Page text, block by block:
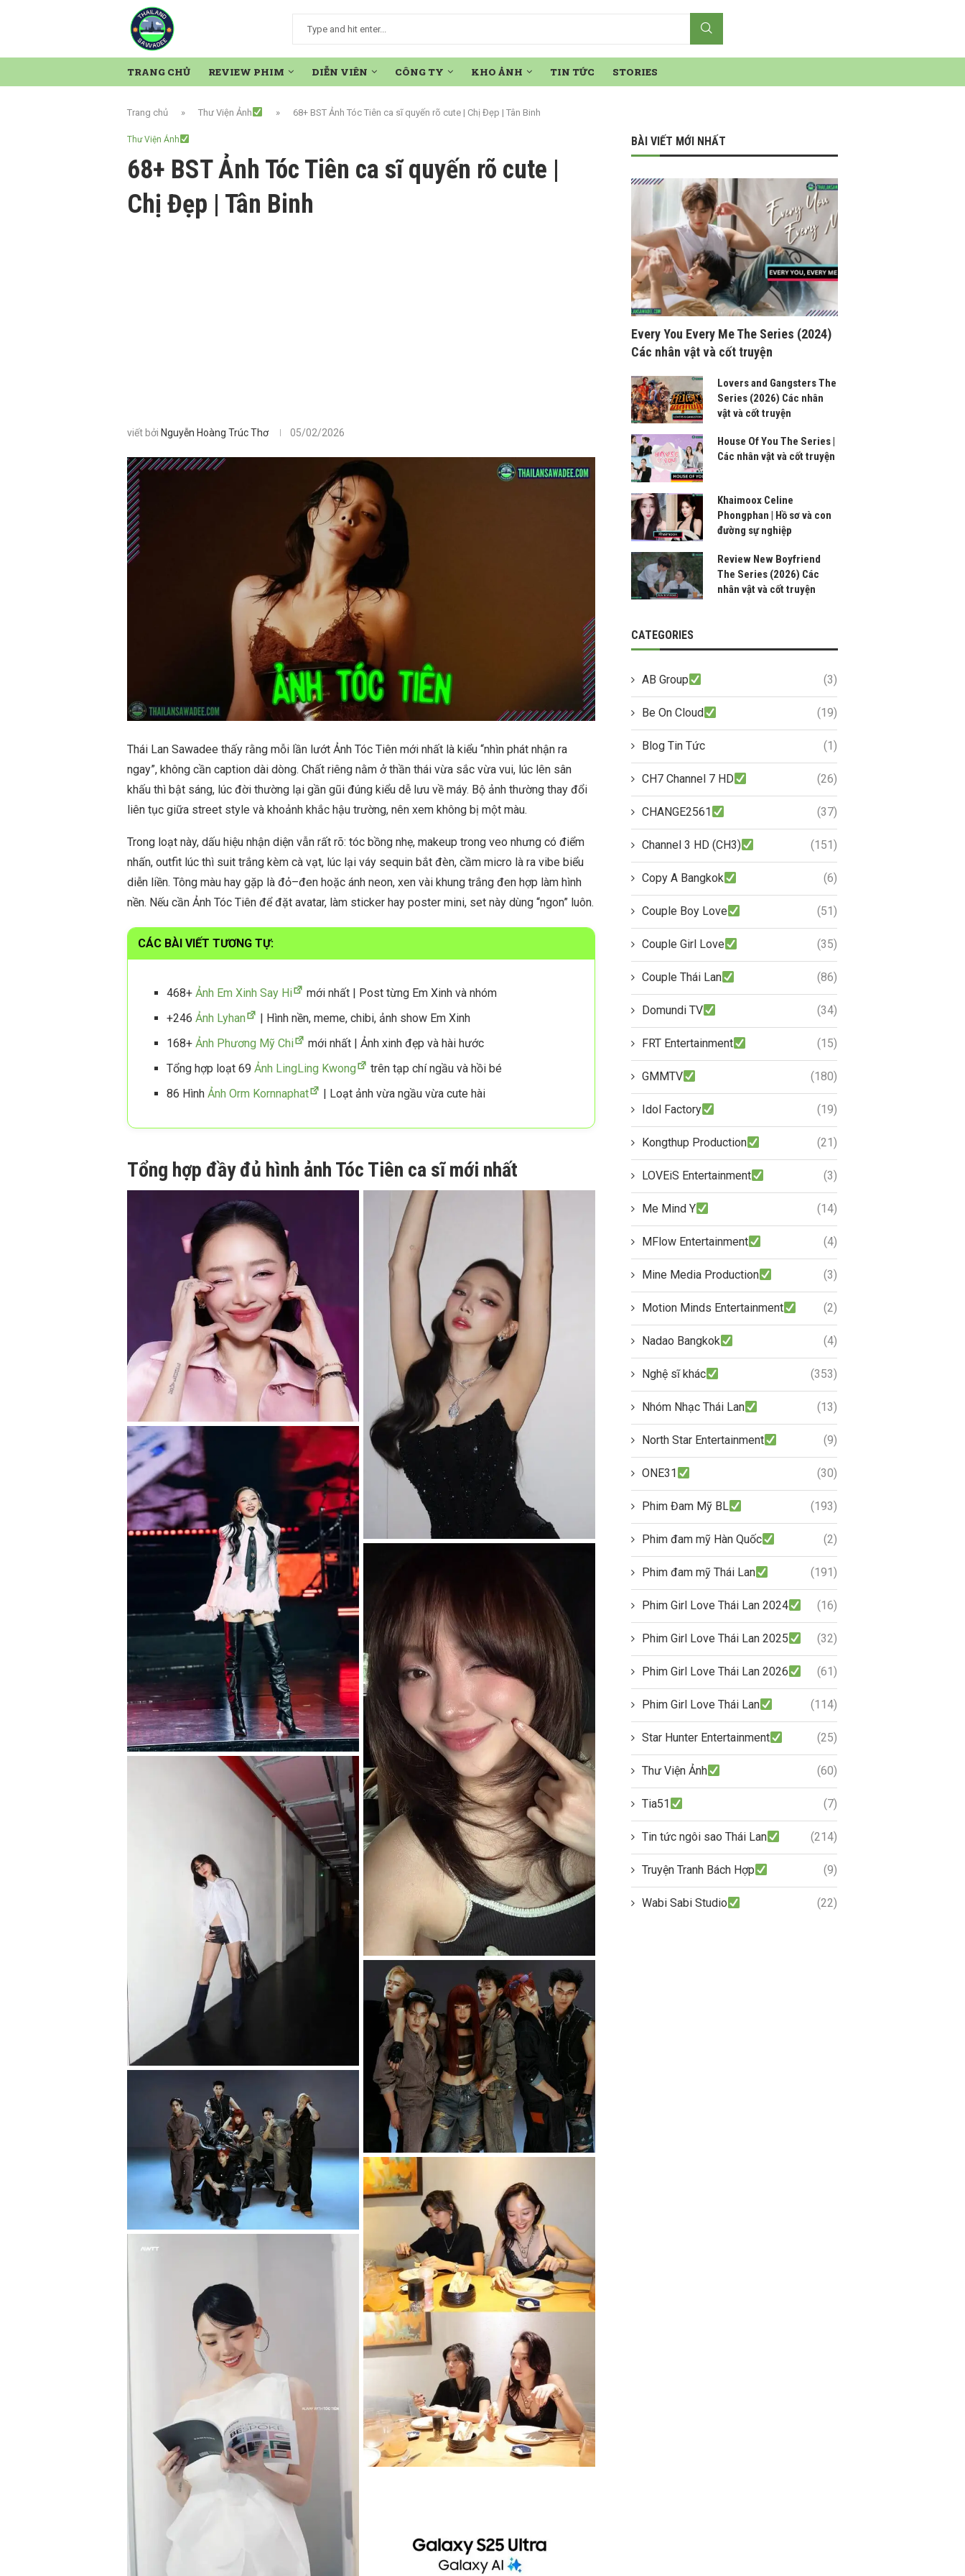
TRANG CHỦ REVIEW PHIM DIỄN VIÊN CÔNG TY KHO ẢNH TIN TỨC STORIES
Trang chủ » Thư Viện Ảnh » 68+ BST Ảnh Tóc Tiên ca sĩ quyến rõ cute | Chị Đẹp | Tân Binh
Thư Viện Ảnh
68+ BST Ảnh Tóc Tiên ca sĩ quyến rõ cute |
Chị Đẹp | Tân Binh
viết bởi Nguyễn Hoàng Trúc Thơ 05/02/2026
Thái Lan Sawadee thấy rằng mỗi lần lướt Ảnh Tóc Tiên mới nhất là kiểu “nhìn phát nhận ra
ngay”, không cần caption dài dòng. Chất riêng nằm ở thần thái vừa sắc vừa vui, lúc lên sân
khấu thì bật sáng, lúc đời thường lại gần gũi đúng kiểu dễ lưu về máy. Bộ ảnh thường thay đổi
liên tục giữa street style và khoảnh khắc hậu trường, nên xem không bị một màu.
Trong loạt này, dấu hiệu nhận diện vẫn rất rõ: tóc bồng nhẹ, makeup trong veo nhưng có điểm
nhấn, outfit lúc thì suit trắng kèm cà vạt, lúc lại váy sequin bắt đèn, cầm micro là ra vibe biểu
diễn liền. Tông màu hay gặp là đỏ–đen hoặc ánh neon, xen vài khung trắng đen hợp làm hình
nền. Nếu cần Ảnh Tóc Tiên để đặt avatar, làm sticker hay poster mini, set này dùng “ngon” luôn.
CÁC BÀI VIẾT TƯƠNG TỰ:
468+ Ảnh Em Xinh Say Hi
mới nhất | Post từng Em Xinh và nhóm
+246 Ảnh Lyhan
| Hình nền, meme, chibi, ảnh show Em Xinh
168+ Ảnh Phương Mỹ Chi
mới nhất | Ảnh xinh đẹp và hài hước
Tổng hợp loạt 69 Ảnh LingLing Kwong
trên tạp chí ngầu và hồi bé
86 Hình Ảnh Orm Kornnaphat | Loạt ảnh vừa ngầu vừa cute hài
Tổng hợp đầy đủ hình ảnh Tóc Tiên ca sĩ mới nhất
BÀI VIẾT MỚI NHẤT
Every You Every Me The Series (2024)
Các nhân vật và cốt truyện
Lovers and Gangsters The
Series (2026) Các nhân
vật và cốt truyện
House Of You The Series |
Các nhân vật và cốt truyện
Khaimoox Celine
Phongphan | Hồ sơ và con
đường sự nghiệp
Review New Boyfriend
The Series (2026) Các
nhân vật và cốt truyện
CATEGORIES
AB Group (3)
Be On Cloud (19)
Blog Tin Tức (1)
CH7 Channel 7 HD (26)
CHANGE2561 (37)
Channel 3 HD (CH3) (151)
Copy A Bangkok (6)
Couple Boy Love (51)
Couple Girl Love (35)
Couple Thái Lan (86)
Domundi TV (34)
FRT Entertainment (15)
GMMTV (180)
Idol Factory (19)
Kongthup Production (21)
LOVEiS Entertainment (3)
Me Mind Y (14)
MFlow Entertainment (4)
Mine Media Production (3)
Motion Minds Entertainment (2)
Nadao Bangkok (4)
Nghệ sĩ khác (353)
Nhóm Nhạc Thái Lan (13)
North Star Entertainment (9)
ONE31 (30)
Phim Đam Mỹ BL (193)
Phim đam mỹ Hàn Quốc (2)
Phim đam mỹ Thái Lan (191)
Phim Girl Love Thái Lan 2024 (16)
Phim Girl Love Thái Lan 2025 (32)
Phim Girl Love Thái Lan 2026 (61)
Phim Girl Love Thái Lan (114)
Star Hunter Entertainment (25)
Thư Viện Ảnh (60)
Tia51 (7)
Tin tức ngôi sao Thái Lan (214)
Truyện Tranh Bách Hợp (9)
Wabi Sabi Studio (22)